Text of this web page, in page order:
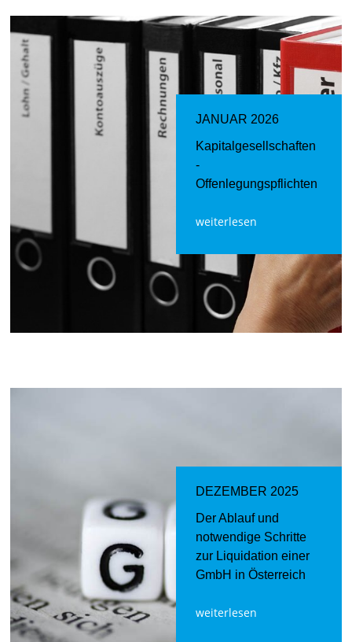
JANUAR 2026
Kapitalgesellschaften
-
Offenlegungspflichten
weiterlesen
DEZEMBER 2025
Der Ablauf und
notwendige Schritte
zur Liquidation einer
GmbH in Österreich
weiterlesen